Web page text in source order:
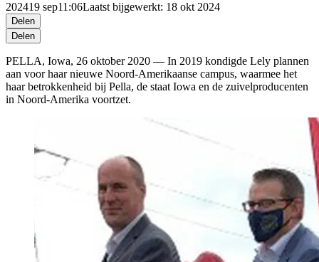
202419 sep11:06Laatst bijgewerkt: 18 okt 2024
Delen
Delen
PELLA, Iowa, 26 oktober 2020 — In 2019 kondigde Lely plannen
aan voor haar nieuwe Noord-Amerikaanse campus, waarmee het
haar betrokkenheid bij Pella, de staat Iowa en de zuivelproducenten
in Noord-Amerika voortzet.